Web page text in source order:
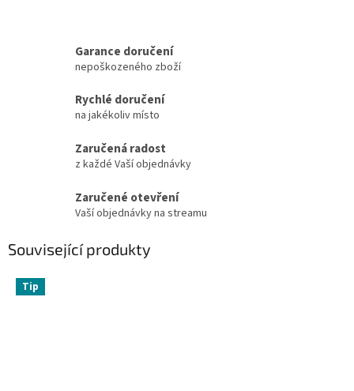
Garance doručení
nepoškozeného zboží
Rychlé doručení
na jakékoliv místo
Zaručená radost
z každé Vaší objednávky
Zaručené otevření
Vaší objednávky na streamu
Související produkty
Tip